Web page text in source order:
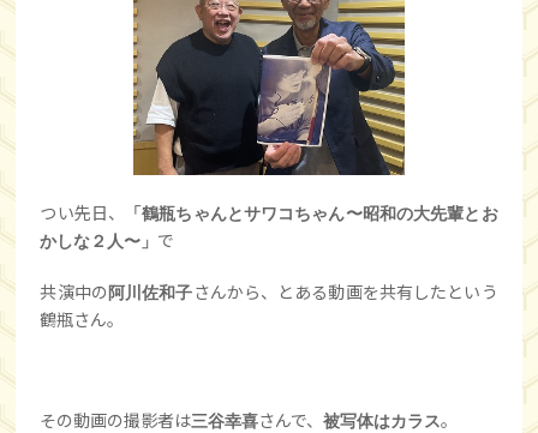
つい先日、
「鶴瓶ちゃんとサワコちゃん〜昭和の大先輩とお
かしな２人〜」 で
共演中の 阿川佐和子さんから、とある動画を共有したという
鶴瓶さん。
その動画の撮影者は三谷幸喜さんで、被写体はカラス。